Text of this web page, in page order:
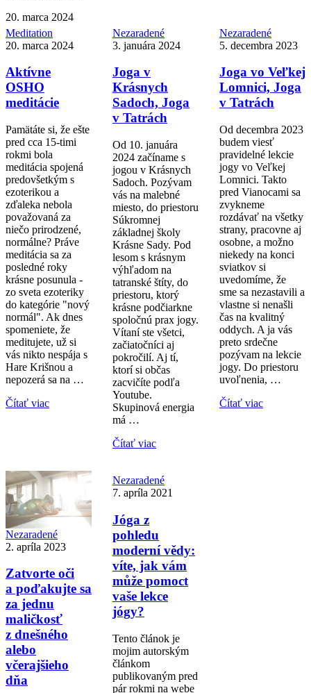
20. marca 2024
Meditation
20. marca 2024
Aktívne
OSHO
meditácie
Pamätáte si, že ešte
pred cca 15-timi
rokmi bola
meditácia spojená
predovšetkým s
ezoterikou a
zďaleka nebola
považovaná za
niečo prirodzené,
normálne? Práve
meditácia sa za
posledné roky
krásne posunula -
zo sveta ezoteriky
do kategórie "nový
normál". Ak dnes
spomeniete, že
meditujete, už si
vás nikto nespája s
Hare Krišnou a
nepozerá sa na …
Čítať viac
Nezaradené
3. januára 2024
Joga v
Krásnych
Sadoch, Joga
v Tatrách
Od 10. januára
2024 začíname s
jogou v Krásnych
Sadoch. Pozývam
vás na malebné
miesto, do priestoru
Súkromnej
základnej školy
Krásne Sady. Pod
lesom s krásnym
výhľadom na
tatranské štíty, do
priestoru, ktorý
krásne podčiarkne
spoločnú prax jogy.
Vítaní ste všetci,
začiatočníci aj
pokročilí. Aj tí,
ktorí si občas
zacvičíte podľa
Youtube.
Skupinová energia
má …
Čítať viac
Nezaradené
5. decembra 2023
Joga vo Veľkej
Lomnici, Joga
v Tatrách
Od decembra 2023
budem viesť
pravidelné lekcie
jogy vo Veľkej
Lomnici. Takto
pred Vianocami sa
zvykneme
rozdávať na všetky
strany, pracovne aj
osobne, a možno
niekedy na konci
sviatkov si
uvedomíme, že
sme sa nezastavili a
vlastne si nenašli
čas na kvalitný
oddych. A ja vás
preto srdečne
pozývam na lekcie
jogy. Do priestoru
uvoľnenia, …
Čítať viac
Nezaradené
2. apríla 2023
Zatvorte oči
a poďakujte sa
za jednu
maličkosť
z dnešného
alebo
včerajšieho
dňa
Nezaradené
7. apríla 2021
Jóga z
pohledu
moderní vědy:
víte, jak vám
může pomoct
vaše lekce
jógy?
Tento článok je
mojim autorským
článkom
publikovaným pred
pár rokmi na webe